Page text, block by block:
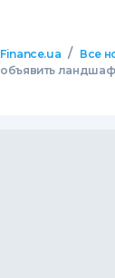
Finance.ua / Все
объявить